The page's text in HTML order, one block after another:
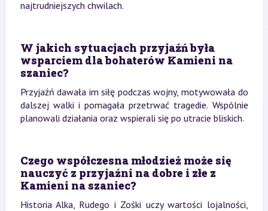
najtrudniejszych chwilach.
W jakich sytuacjach przyjaźń była
wsparciem dla bohaterów Kamieni na
szaniec?
Przyjaźń dawała im siłę podczas wojny, motywowała do
dalszej walki i pomagała przetrwać tragedie. Wspólnie
planowali działania oraz wspierali się po utracie bliskich.
Czego współczesna młodzież może się
nauczyć z przyjaźni na dobre i złe z
Kamieni na szaniec?
Historia Alka, Rudego i Zośki uczy wartości lojalności,